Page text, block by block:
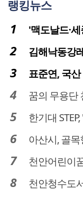
랭킹뉴스
'맥도날드·세종시립
김해낙동강
표준연, 국산
꿈의 무용단 천
한기대 STEP, '
아산시, 골
천안어린이꿈누
천안청수도서관,